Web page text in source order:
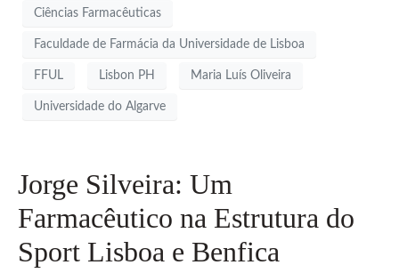
Ciências Farmacêuticas
Faculdade de Farmácia da Universidade de Lisboa
FFUL Lisbon PH Maria Luís Oliveira
Universidade do Algarve
Jorge Silveira: Um
Farmacêutico na Estrutura do
Sport Lisboa e Benfica